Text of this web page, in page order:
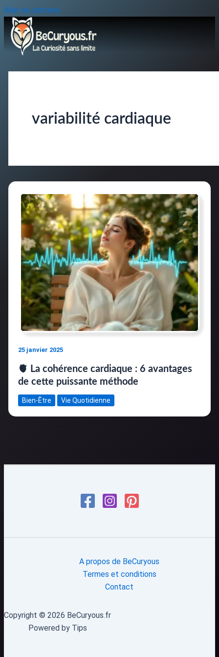
Aller au contenu
variabilité cardiaque
25 janvier 2025
🫀 La cohérence cardiaque : 6 avantages
de cette puissante méthode
Bien-Être Vie Quotidienne
A propos de BeCuryous
Termes et conditions
Contact
Copyright © 2026 BeCuryous.fr
Powered by Tips